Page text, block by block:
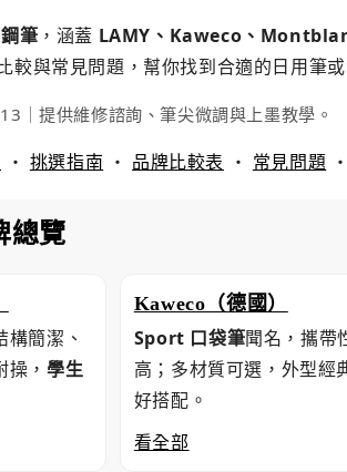
筆 ，涵蓋 LAMY、Kaweco、
較與常見問題，幫你找到合適的日用筆
｜提供維修諮詢、筆尖微調與上墨教學。
・ 挑選指南 ・ 品牌比較表 ・ 常見問題
總覽
簡潔、
操，學生
Kaweco（德國）
Sport 口袋筆聞名，攜帶
高；多材質可選，外型經
好搭配。
看全部